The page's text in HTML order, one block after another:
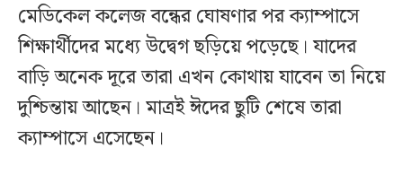
মেডিকেল কলেজ বন্ধের ঘোষণার পর ক্যাম্পাসে
শিক্ষার্থীদের মধ্যে উদ্বেগ ছড়িয়ে পড়েছে। যাদের
বাড়ি অনেক দূরে তারা এখন কোথায় যাবেন তা নিয়ে
দুশ্চিন্তায় আছেন। মাত্রই ঈদের ছুটি শেষে তারা
ক্যাম্পাসে এসেছেন।